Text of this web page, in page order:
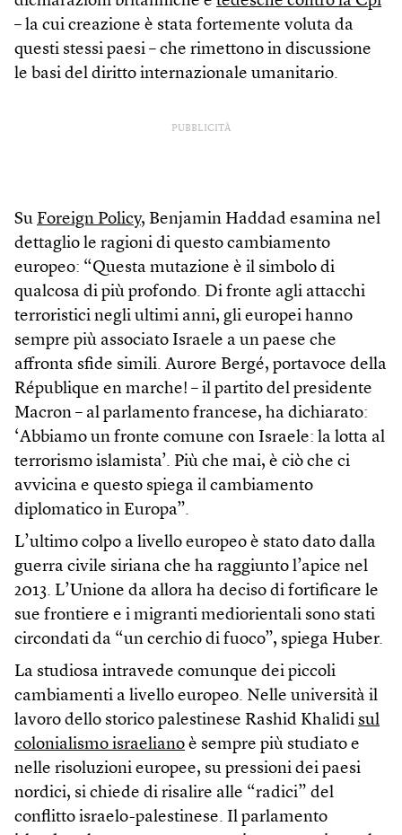
– la cui creazione è stata fortemente voluta da
questi stessi paesi – che rimettono in discussione
le basi del diritto internazionale umanitario.
PUBBLICITÀ
Su Foreign Policy, Benjamin Haddad esamina nel
dettaglio le ragioni di questo cambiamento
europeo: “Questa mutazione è il simbolo di
qualcosa di più profondo. Di fronte agli attacchi
terroristici negli ultimi anni, gli europei hanno
sempre più associato Israele a un paese che
affronta sfide simili. Aurore Bergé, portavoce della
République en marche! – il partito del presidente
Macron – al parlamento francese, ha dichiarato:
‘Abbiamo un fronte comune con Israele: la lotta al
terrorismo islamista’. Più che mai, è ciò che ci
avvicina e questo spiega il cambiamento
diplomatico in Europa”.
L’ultimo colpo a livello europeo è stato dato dalla
guerra civile siriana che ha raggiunto l’apice nel
2013. L’Unione da allora ha deciso di fortificare le
sue frontiere e i migranti mediorientali sono stati
circondati da “un cerchio di fuoco”, spiega Huber.
La studiosa intravede comunque dei piccoli
cambiamenti a livello europeo. Nelle università il
lavoro dello storico palestinese Rashid Khalidi sul
colonialismo israeliano è sempre più studiato e
nelle risoluzioni europee, su pressioni dei paesi
nordici, si chiede di risalire alle “radici” del
conflitto israelo-palestinese. Il parlamento